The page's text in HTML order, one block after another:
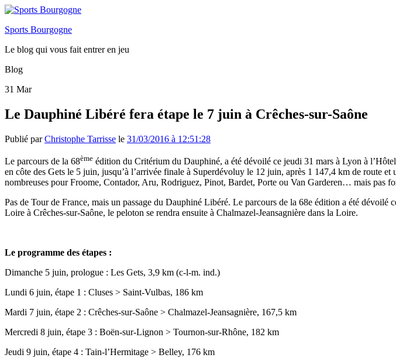
Sports Bourgogne
Le blog qui vous fait entrer en jeu
Blog
31 Mar
Le Dauphiné Libéré fera étape le 7 juin à Crêches-sur-Saône
Publié parChristophe Tarrisse le 31/03/2016 à 12:51:28
Le parcours de la 68ème édition du Critérium du Dauphiné, a été dévoilé ce jeudi 31 mars à Lyon à
en côte des Gets le 5 juin, jusqu’à l’arrivée finale à Superdévoluy le 12 juin, après 1 147,4 km de route
nombreuses pour Froome, Contador, Aru, Rodriguez, Pinot, Bardet, Porte ou Van Garderen… mais pas
Pas de Tour de France, mais un passage du Dauphiné Libéré. Le parcours de la 68e édition a été
Loire à Crêches-sur-Saône, le peloton se rendra ensuite à Chalmazel-Jeansagnière dans la Loire.
Le programme des étapes :
Dimanche 5 juin, prologue : Les Gets, 3,9 km (c-l-m. ind.)
Lundi 6 juin, étape 1 : Cluses > Saint-Vulbas, 186 km
Mardi 7 juin, étape 2 : Crêches-sur-Saône > Chalmazel-Jeansagnière, 167,5 km
Mercredi 8 juin, étape 3 : Boën-sur-Lignon > Tournon-sur-Rhône, 182 km
Jeudi 9 juin, étape 4 : Tain-l’Hermitage > Belley, 176 km